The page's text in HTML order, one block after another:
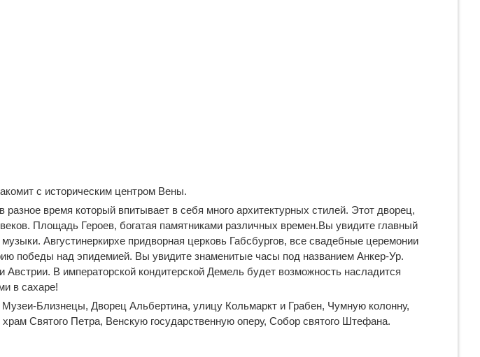
с историческим центром Вены.
время который впитывает в себя много архитектурных стилей. Этот дворец,
Площадь Героев, богатая памятниками различных времен.Вы увидите главный
Августинеркирхе придворная церковь Габсбургов, все свадебные церемонии
победы над эпидемией. Вы увидите знаменитые часы под названием Анкер-Ур.
В императорской кондитерской Демель будет возможность насладится
в сахаре!
Близнецы, Дворец Альбертина, улицу Кольмаркт и Грабен, Чумную колонну,
Святого Петра, Венскую государственную оперу, Собор святого Штефана.